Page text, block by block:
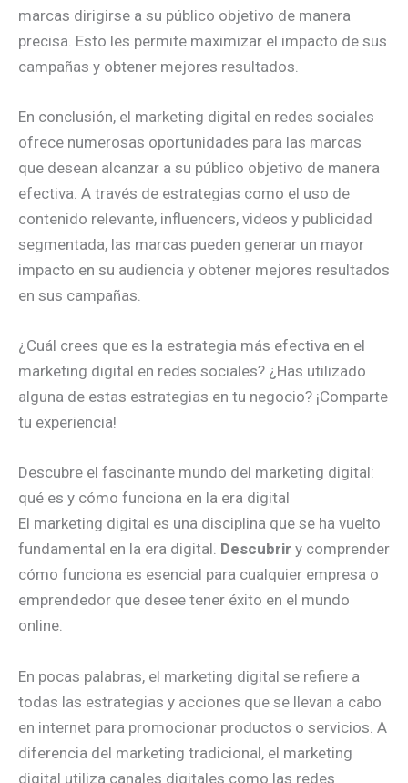
marcas dirigirse a su público objetivo de manera
precisa. Esto les permite maximizar el impacto de sus
campañas y obtener mejores resultados.
En conclusión, el marketing digital en redes sociales
ofrece numerosas oportunidades para las marcas
que desean alcanzar a su público objetivo de manera
efectiva. A través de estrategias como el uso de
contenido relevante, influencers, videos y publicidad
segmentada, las marcas pueden generar un mayor
impacto en su audiencia y obtener mejores resultados
en sus campañas.
¿Cuál crees que es la estrategia más efectiva en el
marketing digital en redes sociales? ¿Has utilizado
alguna de estas estrategias en tu negocio? ¡Comparte
tu experiencia!
Descubre el fascinante mundo del marketing digital:
qué es y cómo funciona en la era digital
El marketing digital es una disciplina que se ha vuelto
fundamental en la era digital. Descubrir y comprender
cómo funciona es esencial para cualquier empresa o
emprendedor que desee tener éxito en el mundo
online.
En pocas palabras, el marketing digital se refiere a
todas las estrategias y acciones que se llevan a cabo
en internet para promocionar productos o servicios. A
diferencia del marketing tradicional, el marketing
digital utiliza canales digitales como las redes